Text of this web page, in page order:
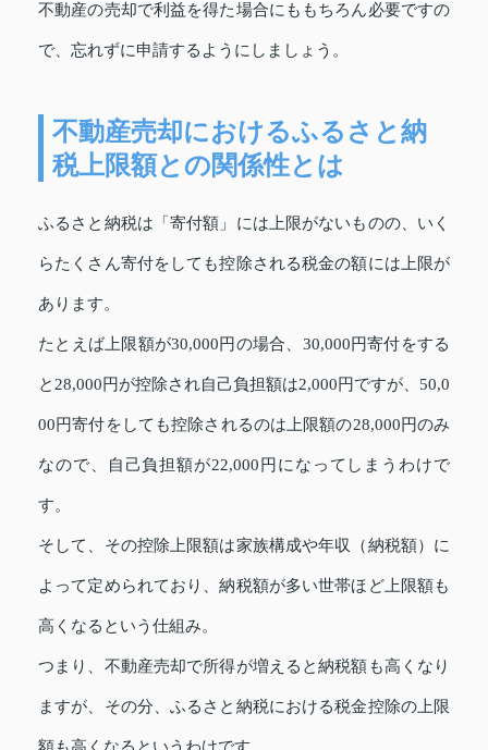
不動産の売却で利益を得た場合にももちろん必要ですの
で、忘れずに申請するようにしましょう。
不動産売却におけるふるさと納
税上限額との関係性とは
ふるさと納税は「寄付額」には上限がないものの、いく
らたくさん寄付をしても控除される税金の額には上限が
あります。
たとえば上限額が30,000円の場合、30,000円寄付をする
と28,000円が控除され自己負担額は2,000円ですが、50,0
00円寄付をしても控除されるのは上限額の28,000円のみ
なので、自己負担額が22,000円になってしまうわけで
す。
そして、その控除上限額は家族構成や年収（納税額）に
よって定められており、納税額が多い世帯ほど上限額も
高くなるという仕組み。
つまり、不動産売却で所得が増えると納税額も高くなり
ますが、その分、ふるさと納税における税金控除の上限